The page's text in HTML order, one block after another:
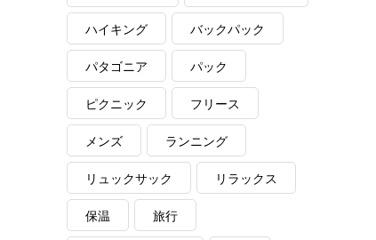
ハイキング バックパック
パタゴニア パック
ピクニック フリース
メンズ ランニング
リュックサック リラックス
保温 旅行